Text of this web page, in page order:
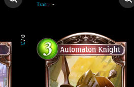
Trait : -
0
/
3